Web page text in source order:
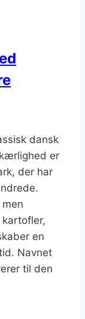
dansk
er
der har
en
Navnet
til den